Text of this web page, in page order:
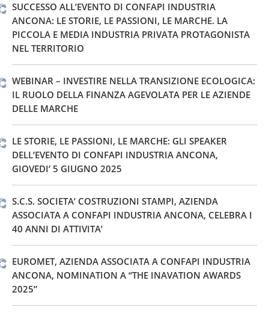
SUCCESSO ALL’EVENTO DI CONFAPI INDUSTRIA
ANCONA: LE STORIE, LE PASSIONI, LE MARCHE. LA
PICCOLA E MEDIA INDUSTRIA PRIVATA PROTAGONISTA
NEL TERRITORIO
WEBINAR – INVESTIRE NELLA TRANSIZIONE ECOLOGICA:
IL RUOLO DELLA FINANZA AGEVOLATA PER LE AZIENDE
DELLE MARCHE
LE STORIE, LE PASSIONI, LE MARCHE: GLI SPEAKER
DELL’EVENTO DI CONFAPI INDUSTRIA ANCONA,
GIOVEDI’ 5 GIUGNO 2025
S.C.S. SOCIETA’ COSTRUZIONI STAMPI, AZIENDA
ASSOCIATA A CONFAPI INDUSTRIA ANCONA, CELEBRA I
40 ANNI DI ATTIVITA’
EUROMET, AZIENDA ASSOCIATA A CONFAPI INDUSTRIA
ANCONA, NOMINATION A “THE INAVATION AWARDS
2025”